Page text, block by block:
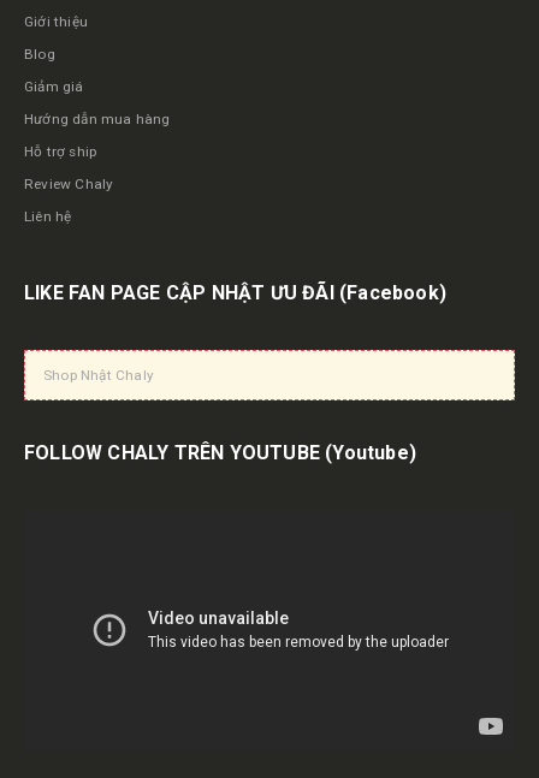
Giới thiệu
Blog
Giảm giá
Hướng dẫn mua hàng
Hỗ trợ ship
Review Chaly
Liên hệ
LIKE FAN PAGE CẬP NHẬT ƯU ĐÃI (Facebook)
Shop Nhật Chaly
FOLLOW CHALY TRÊN YOUTUBE (Youtube)